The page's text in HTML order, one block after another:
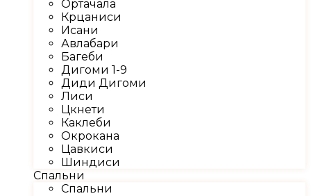
Ортачала
Крцаниси
Исани
Авлабари
Багеби
Дигоми 1-9
Диди Дигоми
Лиси
Цкнети
Каклеби
Окрокана
Цавкиси
Шиндиси
Спальни
Спальни